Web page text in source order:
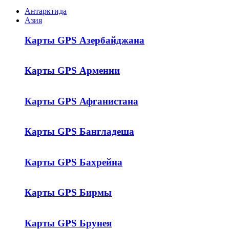
Антарктида
Азия
Карты GPS Азербайджана
Карты GPS Армении
Карты GPS Афганистана
Карты GPS Бангладеша
Карты GPS Бахрейна
Карты GPS Бирмы
Карты GPS Брунея